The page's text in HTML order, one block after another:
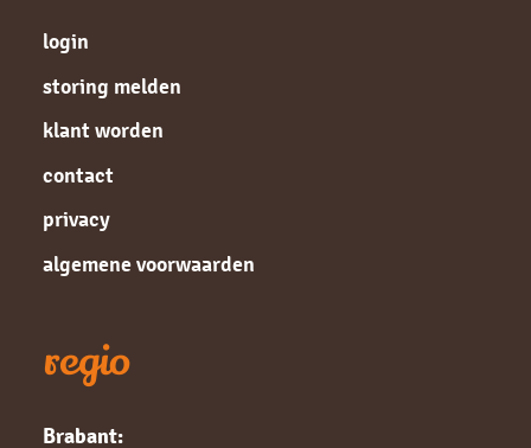
login
storing melden
klant worden
contact
privacy
algemene voorwaarden
regio
Brabant: